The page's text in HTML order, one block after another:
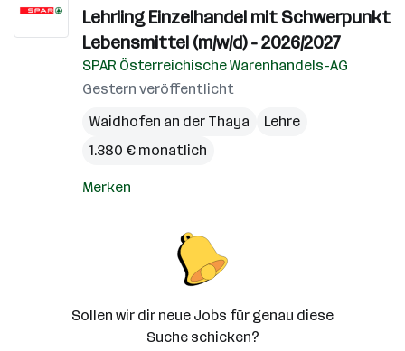
Lehrling Einzelhandel mit Schwerpunkt
Lebensmittel (m/w/d) - 2026/2027
SPAR Österreichische Warenhandels-AG
Gestern veröffentlicht
Waidhofen an der Thaya
Lehre
1.380 € monatlich
Merken
Sollen wir dir neue Jobs für genau diese
Suche schicken?